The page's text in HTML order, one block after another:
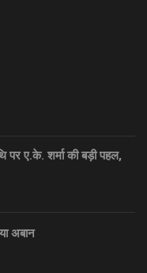
पर ए.के. शर्मा की बड़ी पहल,
अबान